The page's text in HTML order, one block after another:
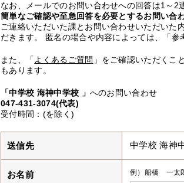
なお、メールでのお問い合わせへの回答は1～2
簡単なご確認や至急回答を必要とするお問い合
ご連絡いただいた課とお問い合わせいただいた
だきます。 匿名の場合や内容によっては、「参
また、「 よくあるご質問 」をご確認いただくこ
もあります。
「中学校 海神中学校 」 へのお問い合わせ
047-431-3074(代表)
受付時間：(を除く)
送信先 中学校 海神
お名前 例）船橋 一太